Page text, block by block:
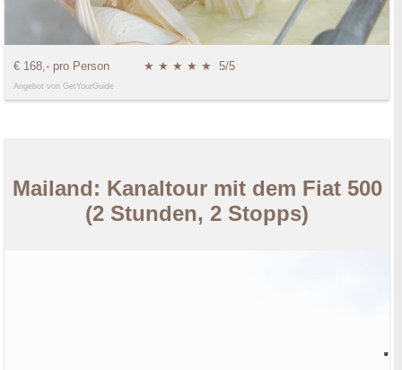
€ 168,- pro Person ★ ★ ★ ★ ★ 5/5
Angebot von GetYourGuide
Mailand: Kanaltour mit dem Fiat 500
(2 Stunden, 2 Stopps)